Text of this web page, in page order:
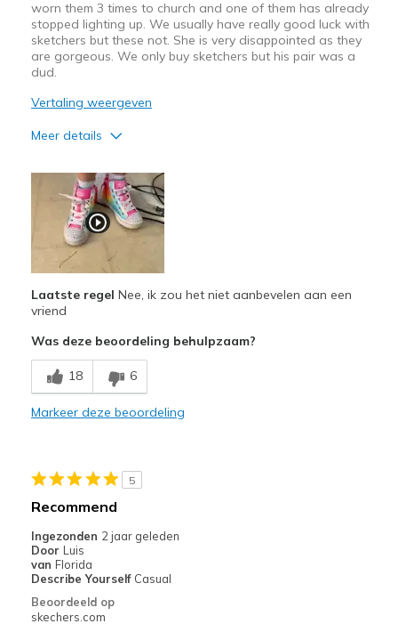
worn them 3 times to church and one of them has already
stopped lighting up. We usually have really good luck with
sketchers but these not. She is very disappointed as they
are gorgeous. We only buy sketchers but his pair was a
dud.
Vertaling weergeven
Meer details
Attractive Design
Minpunten
Poor Quality
Width
Feels true to width
Sizing
Laatste regel Nee, ik zou het niet aanbevelen aan een
vriend
Was deze beoordeling behulpzaam?
18 6
Markeer deze beoordeling
5
Recommend
Ingezonden 2 jaar geleden
Door Luis
van Florida
Describe Yourself Casual
Beoordeeld op
skechers.com